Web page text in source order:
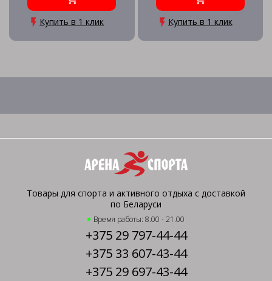
Купить в 1 клик Купить в 1 клик
Товары для спорта и активного отдыха с доставкой
по Беларуси
Время работы: 8.00 - 21.00
+375 29 797-44-44
+375 33 607-43-44
+375 29 697-43-44